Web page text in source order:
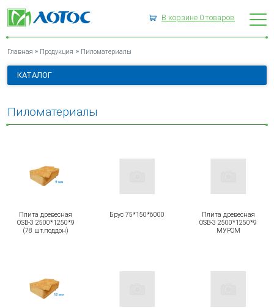
В корзине 0товаров
ПИЛОМАТЕРИАЛЫ
Главная » Продукция » Пиломатериалы
КАТАЛОГ
Пиломатериалы
Плита древесная
OSB-3 2500*1250*9
(78 шт.поддон)
Брус 75*150*6000
Плита древесная
OSB-3 2500*1250*9
МУРОМ